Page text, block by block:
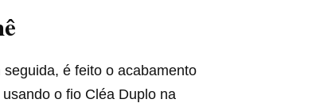
é feito o acabamento
o fio Cléa Duplo na